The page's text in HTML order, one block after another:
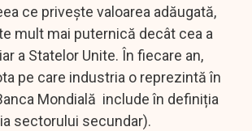
ce privește valoarea adăugată,
mult mai puternică decât cea a
a Statelor Unite. În fiecare an,
pe care industria o reprezintă în
Mondială include în definiția
sectorului secundar).